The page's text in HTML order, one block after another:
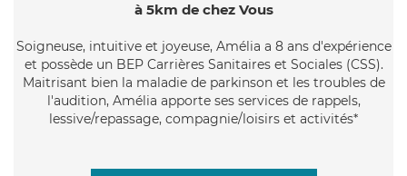
à 5km de chez Vous
Soigneuse, intuitive et joyeuse, Amélia a 8 ans d'expérience
et possède un BEP Carrières Sanitaires et Sociales (CSS).
Maitrisant bien la maladie de parkinson et les troubles de
l'audition, Amélia apporte ses services de rappels,
lessive/repassage, compagnie/loisirs et activités*